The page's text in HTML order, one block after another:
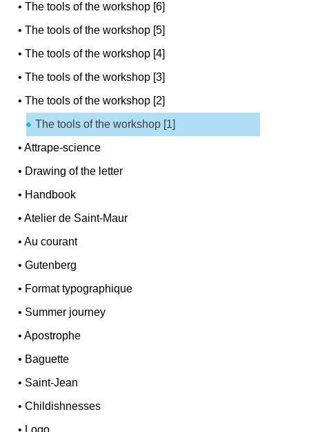
•The tools of the workshop [6]
•The tools of the workshop [5]
•The tools of the workshop [4]
•The tools of the workshop [3]
•The tools of the workshop [2]
The tools of the workshop [1]
•Attrape-science
• Drawing of the letter
• Handbook
•Atelier de Saint-Maur
•Au courant
•Gutenberg
• Format typographique
• Summer journey
•Apostrophe
• Baguette
• Saint-Jean
•Childishnesses